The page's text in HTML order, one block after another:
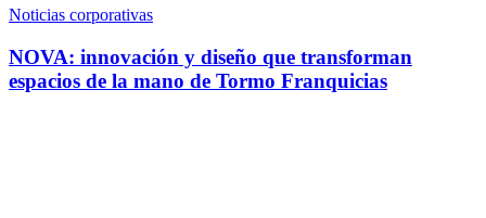
Noticias corporativas
NOVA: innovación y diseño que transforman
espacios de la mano de Tormo Franquicias